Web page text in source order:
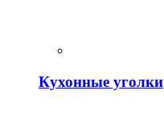
Кухонные уголки